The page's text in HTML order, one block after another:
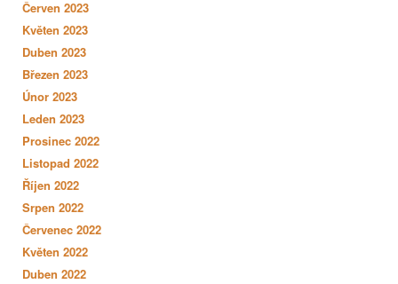
Červen 2023
Květen 2023
Duben 2023
Březen 2023
Únor 2023
Leden 2023
Prosinec 2022
Listopad 2022
Říjen 2022
Srpen 2022
Červenec 2022
Květen 2022
Duben 2022